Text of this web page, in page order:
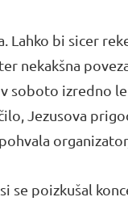
Lahko bi sicer
nekakšna
soboto izredno
Jezusova
se poizkušal